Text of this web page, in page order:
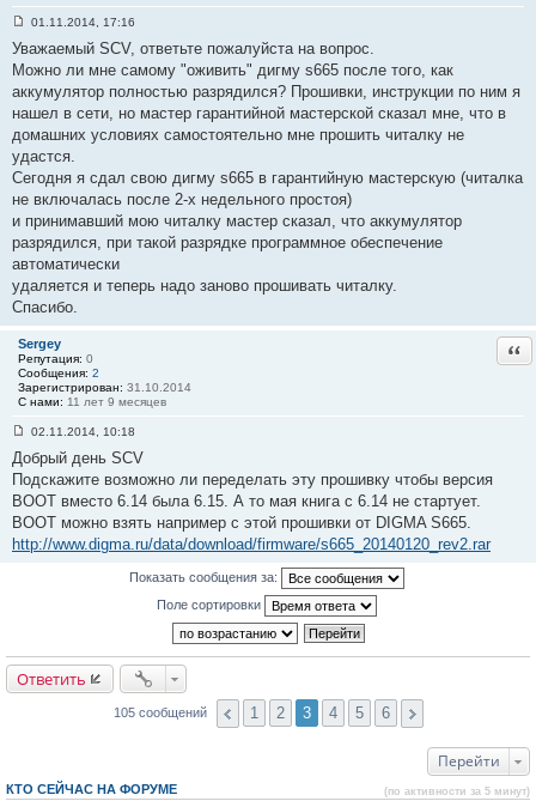
о
б
щ
н
и
#
5
01.11.2014, 17:16
Уважаемый SCV, ответьте пожалуйста на вопрос.
Можно ли мне самому "оживить" дигму s665 после того, как
аккумулятор полностью разрядился? Прошивки, инструкции по ним я
нашел в сети, но мастер гарантийной мастерской сказал мне, что в
домашних условиях самостоятельно мне прошить читалку не
удастся.
Сегодня я сдал свою дигму s665 в гарантийную мастерскую (читалка
не включалась после 2-х недельного простоя)
и принимавший мою читалку мастер сказал, что аккумулятор
разрядился, при такой разрядке программное обеспечение
автоматически
удаляется и теперь надо заново прошивать читалку.
Спасибо.
Sergey
Репутация: 0
Сообщения: 2
Зарегистрирован: 31.10.2014
С нами: 11 лет 9 месяцев
о
б
щ
е
н
и
е
02.11.2014, 10:18
Добрый день SCV
Подскажите возможно ли переделать эту прошивку чтобы версия
BOOT вместо 6.14 была 6.15. А то мая книга с 6.14 не стартует.
BOOT можно взять например с этой прошивки от DIGMA S665.
http://www.digma.ru/data/download/firmware/s665_20140120_rev2.rar
Показать сообщения за:
Поле сортировки
Ответить
105 сообщений 1 2 3 4 5 6
Перейти
КТО СЕЙЧАС НА ФОРУМЕ (по активности за 5 минут)